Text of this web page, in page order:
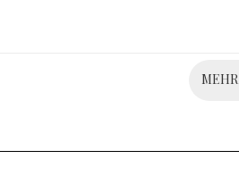
MEHR